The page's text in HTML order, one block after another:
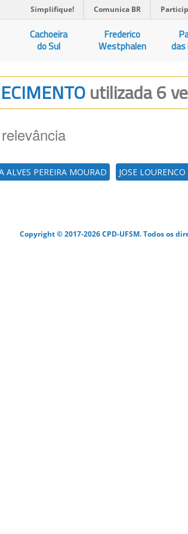
Simplifique! Comunica BR
Cachoeira
do Sul
Frederico
Westphalen
utilizada 6
ALVES PEREIRA MOURAD JOSE
Copyright © 2017-2026 CPD-UFSM. Todos os